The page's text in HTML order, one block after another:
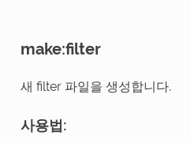
make:filter
새 filter 파일을 생성합니다.
사용법: